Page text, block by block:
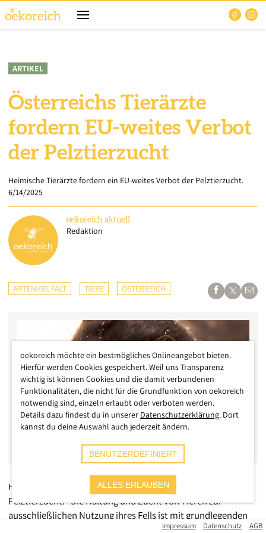
ARTIKEL
Österreichs Tierärzte
fordern EU-weites Verbot
der Pelztierzucht
Heimische Tierärzte fordern ein EU-weites Verbot der Pelztierzucht.
6/14/2025
oekoreich aktuell
Redaktion
ARTENVIELFALT TIERE ÖSTERREICH
Heimische Tierärzte fordern ein EU-weites Verbot der
Pelztierzucht. "Die Haltung und Zucht von Tieren zur
ausschließlichen Nutzung ihres Fells ist mit grundlegenden
Prinzipien des Tierschutzes unvereinbar und stellt darüber
Impressum Datenschutz AGB
oekoreich möchte ein bestmögliches Onlineangebot bieten.
Hierfür werden Cookies gespeichert. Weil uns Transparenz
wichtig ist können Cookies und die damit verbundenen
Funktionalitäten, die nicht für die Grundfunktion von oekoreich
notwendig sind, einzeln erlaubt oder verboten werden.
Details dazu findest du in unserer Datenschutzerklärung. Dort
kannst du deine Auswahl auch jederzeit ändern.
BENUTZERDEFINIERT
ALLES ERLAUBEN